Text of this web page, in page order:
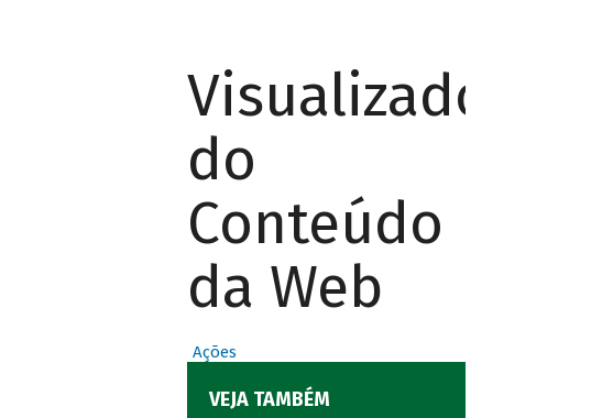
Visualizador
do
Conteúdo
da Web
Ações
VEJA TAMBÉM